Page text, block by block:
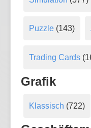
Puzzle(143)
Trading Cards
Grafik
Klassisch (722)